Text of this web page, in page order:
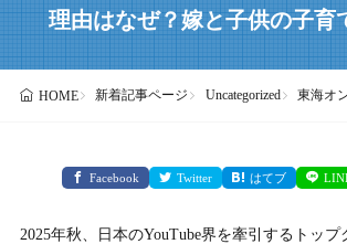
理由はなぜ？嫁と子供の子育
HOME 新着記事ページ Uncategorized 東海オ
Facebook Twitter はてブ
2025年秋、日本のYouTube界を牽引するトップ